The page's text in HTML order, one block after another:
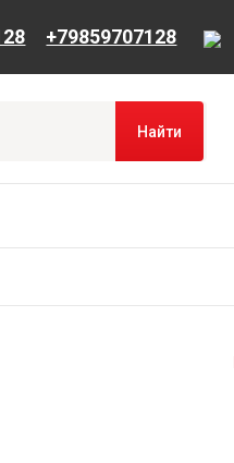
+79859707128
Найти